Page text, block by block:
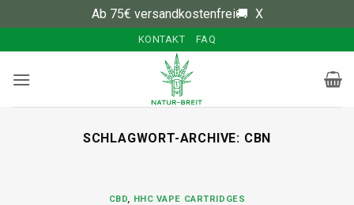
Ab 75€ versandkostenfrei🚚 X
Inhalt
springen
KONTAKT FAQ
SCHLAGWORT-ARCHIVE: CBN
CBD, HHC VAPE CARTRIDGES